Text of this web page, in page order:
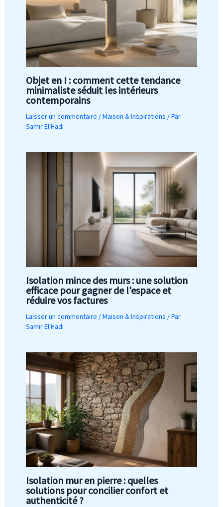
Objet en I : comment cette tendance
minimaliste séduit les intérieurs
contemporains
Laisser un commentaire /Maison & Inspirations / Par
Samir El Hadi
Isolation mince des murs : une solution
efficace pour gagner de l’espace et
réduire vos factures
Laisser un commentaire /Maison & Inspirations / Par
Samir El Hadi
Isolation mur en pierre : quelles
solutions pour concilier confort et
authenticité ?